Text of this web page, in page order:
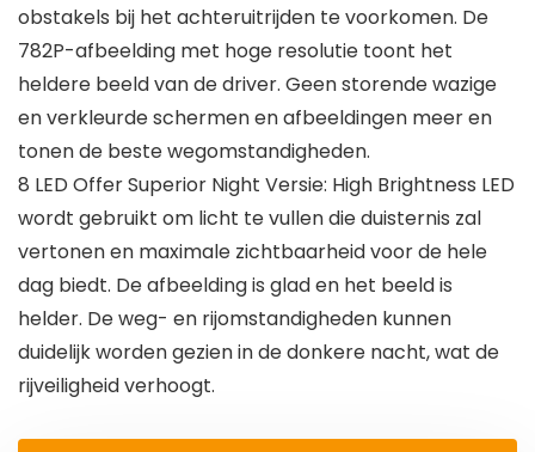
obstakels bij het achteruitrijden te voorkomen. De
782P-afbeelding met hoge resolutie toont het
heldere beeld van de driver. Geen storende wazige
en verkleurde schermen en afbeeldingen meer en
tonen de beste wegomstandigheden.
8 LED Offer Superior Night Versie: High Brightness LED
wordt gebruikt om licht te vullen die duisternis zal
vertonen en maximale zichtbaarheid voor de hele
dag biedt. De afbeelding is glad en het beeld is
helder. De weg- en rijomstandigheden kunnen
duidelijk worden gezien in de donkere nacht, wat de
rijveiligheid verhoogt.